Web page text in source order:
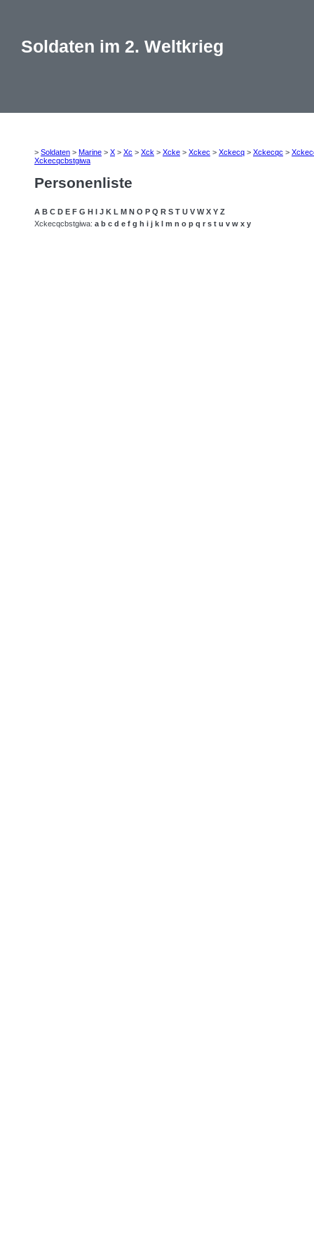
Soldaten im 2. Weltkrieg
> Soldaten > Marine > X > Xc > Xck > Xcke > Xckec > Xckecq > Xckecqc >
Xckecqcbstgiwa
Personenliste
A B C D E F G H I J K L M N O P Q R S T U V W X Y Z
Xckecqcbstgiwa: a b c d e f g h i j k l m n o p q r s t u v w x y